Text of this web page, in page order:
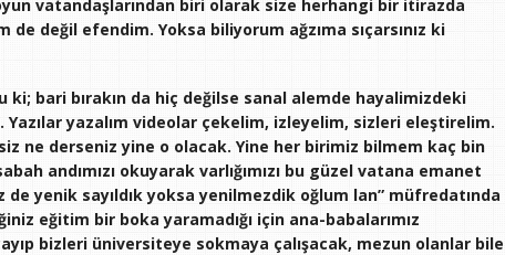
vatandaşlarından biri olarak size herhangi bir itirazda
değil efendim. Yoksa biliyorum ağzıma sıçarsınız ki
ki; bari bırakın da hiç değilse sanal alemde hayalimizdeki
Yazılar yazalım videolar çekelim, izleyelim, sizleri eleştirelim.
ne derseniz yine o olacak. Yine her birimiz bilmem kaç bin
andımızı okuyarak varlığımızı bu güzel vatana emanet
de yenik sayıldık yoksa yenilmezdik oğlum lan” müfredatında
eğitim bir boka yaramadığı için ana-babalarımız
bizleri üniversiteye sokmaya çalışacak, mezun olanlar bile